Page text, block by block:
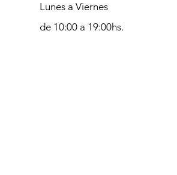
Lunes a Viernes
de 10:00 a 19:00hs.